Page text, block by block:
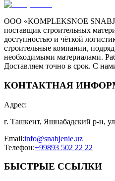
ООО «KOMPLEKSNOE
поставщик строительных
доступностью и чёткой
строительные компании,
необходимыми материалами.
Доставляем точно в срок. С
КОНТАКТНАЯ
Адрес:
г. Ташкент, Яшнабадский р-н,
Email:info@snabjenie.uz
Телефон:+99893 502 22 22
БЫСТРЫЕ ССЫЛКИ